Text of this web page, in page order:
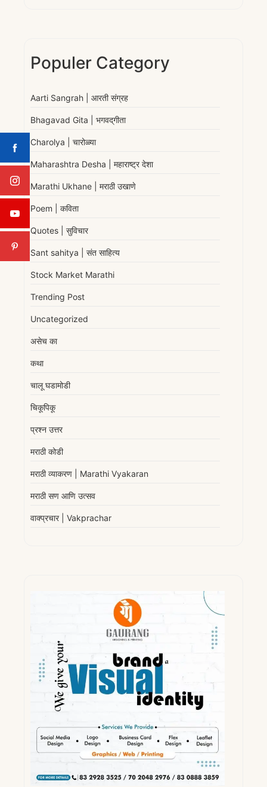
Populer Category
Aarti Sangrah | आरती संग्रह
Bhagavad Gita | भगवद्‌गीता
Charolya | चारोळ्या
Maharashtra Desha | महाराष्ट्र देशा
Marathi Ukhane | मराठी उखाणे
Poem | कविता
Quotes | सुविचार
Sant sahitya | संत साहित्य
Stock Market Marathi
Trending Post
Uncategorized
असेच का
कथा
चालू घडामोडी
चिकूपिकू
प्रश्न उत्तर
मराठी कोडी
मराठी व्याकरण | Marathi Vyakaran
मराठी सण आणि उत्सव
वाक्प्रचार | Vakprachar